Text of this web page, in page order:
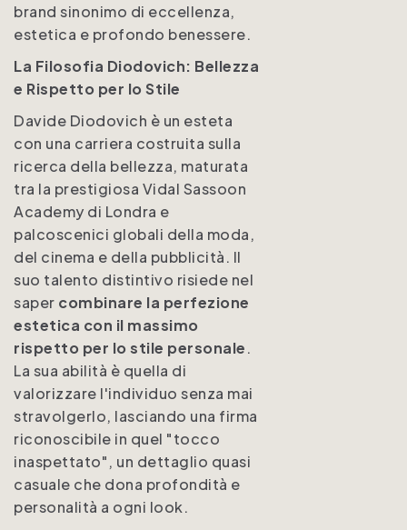
brand sinonimo di eccellenza,
estetica e profondo benessere.
La Filosofia Diodovich: Bellezza
e Rispetto per lo Stile
Davide Diodovich è un esteta
con una carriera costruita sulla
ricerca della bellezza, maturata
tra la prestigiosa Vidal Sassoon
Academy di Londra e
palcoscenici globali della moda,
del cinema e della pubblicità. Il
suo talento distintivo risiede nel
saper combinare la perfezione
estetica con il massimo
rispetto per lo stile personale.
La sua abilità è quella di
valorizzare l'individuo senza mai
stravolgerlo, lasciando una firma
riconoscibile in quel "tocco
inaspettato", un dettaglio quasi
casuale che dona profondità e
personalità a ogni look.